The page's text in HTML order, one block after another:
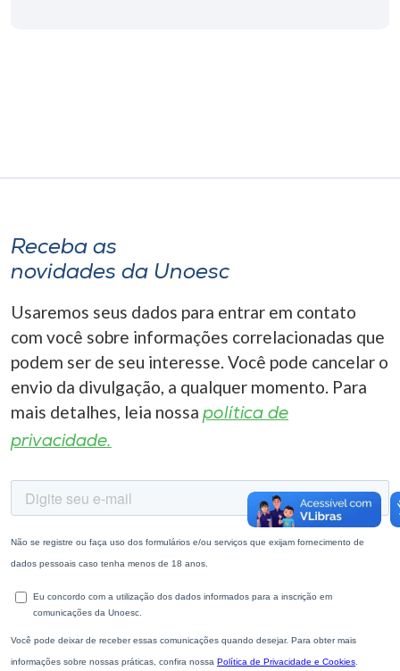
A+
Receba as
novidades da Unoesc
Usaremos seus dados para entrar em contato
com você sobre informações correlacionadas que
podem ser de seu interesse. Você pode cancelar o
envio da divulgação, a qualquer momento. Para
mais detalhes, leia nossa política de
privacidade.